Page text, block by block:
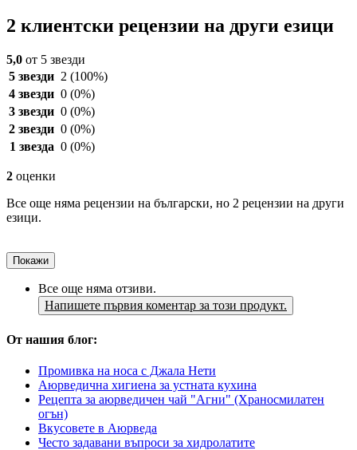
2 клиентски рецензии на други езици
5,0 от 5 звезди
5 звезди 2 (100%)
4 звезди 0 (0%)
3 звезди 0 (0%)
2 звезди 0 (0%)
1 звезда 0 (0%)
2 оценки
Все още няма рецензии на български, но 2 рецензии на други
езици.
Покажи
Все още няма отзиви.
Напишете първия коментар за този продукт.
От нашия блог:
Промивка на носа с Джала Нети
Аюрведична хигиена за устната кухина
Рецепта за аюрведичен чай "Агни" (Храносмилатен
огън)
Вкусовете в Аюрведа
Често задавани въпроси за хидролатите